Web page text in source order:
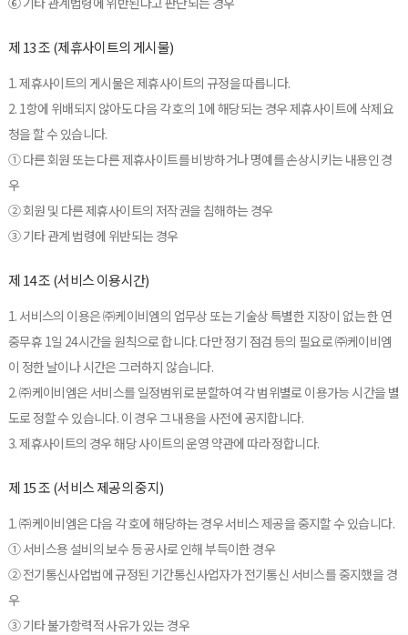
제 13 조 (제휴사이트의 게시물)
1. 제휴사이트의 게시물은 제휴사이트의 규정을 따릅니다.
2. 1항에 위배되지 않아도 다음 각 호의 1에 해당되는 경우 제휴사이트에 삭제요
청을 할 수 있습니다.
① 다른 회원 또는 다른 제휴사이트를 비방하거나 명예를 손상시키는 내용인 경
우
② 회원 및 다른 제휴사이트의 저작권을 침해하는 경우
③ 기타 관계 법령에 위반되는 경우
제 14 조 (서비스 이용시간)
1. 서비스의 이용은 ㈜케이비엠의 업무상 또는 기술상 특별한 지장이 없는 한 연
중무휴 1일 24시간을 원칙으로 합니다. 다만 정기 점검 등의 필요로 ㈜케이비엠
이 정한 날이나 시간은 그러하지 않습니다.
2. ㈜케이비엠은 서비스를 일정범위로 분할하여 각 범위별로 이용가능 시간을 별
도로 정할 수 있습니다. 이 경우 그 내용을 사전에 공지합니다.
3. 제휴사이트의 경우 해당 사이트의 운영 약관에 따라 정합니다.
제 15 조 (서비스 제공의 중지)
1. ㈜케이비엠은 다음 각 호에 해당하는 경우 서비스 제공을 중지할 수 있습니다.
① 서비스용 설비의 보수 등 공사로 인해 부득이한 경우
② 전기통신사업법에 규정된 기간통신사업자가 전기통신 서비스를 중지했을 경
우
③ 기타 불가항력적 사유가 있는 경우